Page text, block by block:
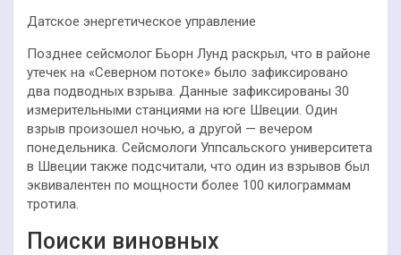
Датское энергетическое управление
Позднее сейсмолог Бьорн Лунд раскрыл, что в районе
утечек на «Северном потоке» было зафиксировано
два подводных взрыва. Данные зафиксированы 30
измерительными станциями на юге Швеции. Один
взрыв произошел ночью, а другой — вечером
понедельника. Сейсмологи Уппсальского университета
в Швеции также подсчитали, что один из взрывов был
эквивалентен по мощности более 100 килограммам
тротила.
Поиски виновных